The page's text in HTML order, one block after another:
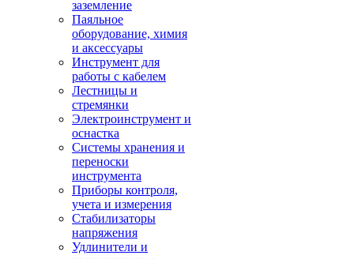
заземление
Паяльное
оборудование, химия
и аксессуары
Инструмент для
работы с кабелем
Лестницы и
стремянки
Электроинструмент и
оснастка
Системы хранения и
переноски
инструмента
Приборы контроля,
учета и измерения
Стабилизаторы
напряжения
Удлинители и